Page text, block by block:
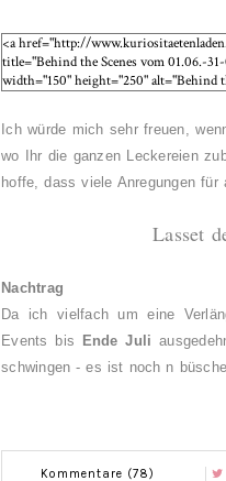
Ich würde mich sehr freuen,
wo Ihr die ganzen Leckereien
hoffe, dass viele Anregungen für
Lasset
Nachtrag
Da ich vielfach um eine
Events bis
Ende Juli
schwingen - es ist noch n
Kommentare (78)